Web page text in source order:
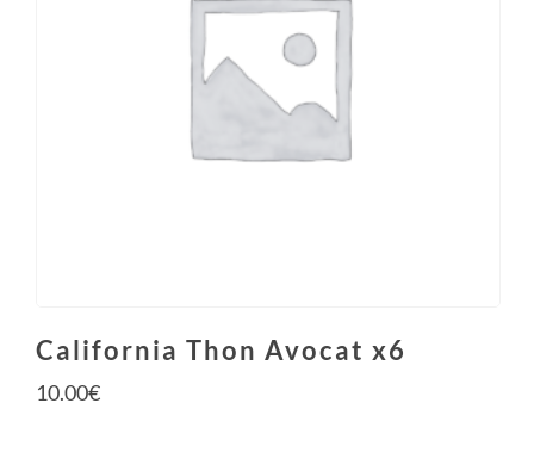
California Thon Avocat x6
10.00€